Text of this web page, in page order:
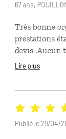
Très bonne
prestations
devis .Aucun
pour une
Lire plus
67 ans,
Publié le 29/04/